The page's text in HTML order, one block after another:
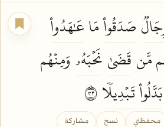
صَدَقُواْمَاعَٰهَدُواْ
مَّن قَضَىٰ نَحۡبَهُۥ وَمِنۡهُم
بَدَّلُواْتَبۡدِيلٗا
محفظتي نسخ مشاركة